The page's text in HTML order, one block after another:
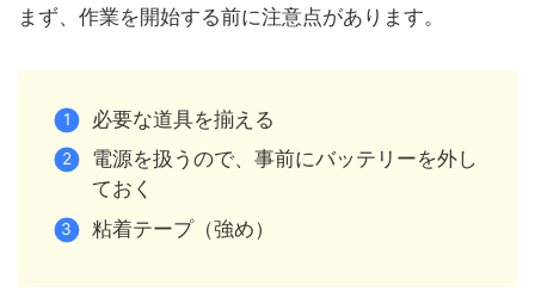
まず、作業を開始する前に注意点があります。
必要な道具を揃える
電源を扱うので、事前にバッテリーを外し
ておく
粘着テープ（強め）